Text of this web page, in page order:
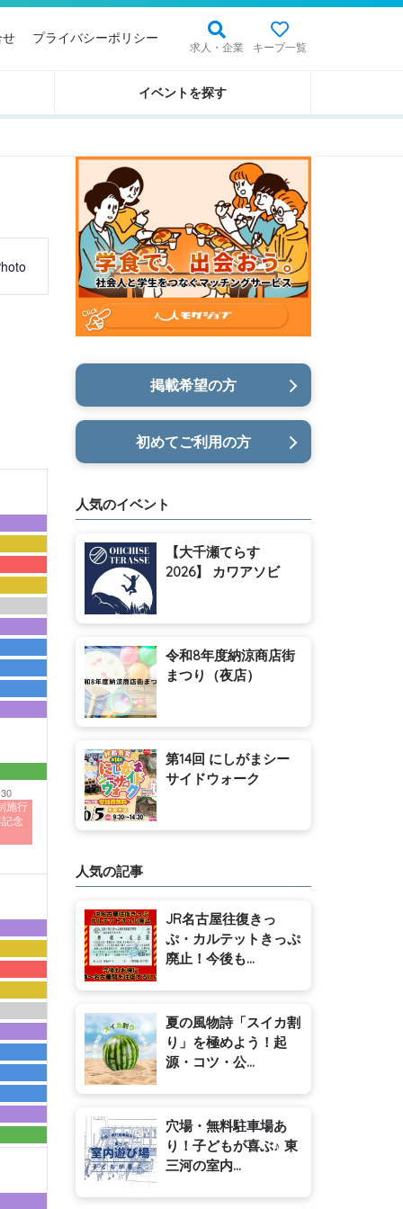
求人・企業 キープ一覧
せ プライバシーポリシー
イベントを探す
施行
念
掲載希望の方
初めてご利用の方
人気のイベント
【大千瀬てらす
2026】 カワアソビ
令和8年度納涼商店街
まつり（夜店）
第14回 にしがまシー
サイドウォーク
人気の記事
JR名古屋往復きっ
ぷ・カルテットきっぷ
廃止！今後も...
夏の風物詩「スイカ割
り」を極めよう！起
源・コツ・公...
穴場・無料駐車場あ
り！子どもが喜ぶ♪ 東
三河の室内...